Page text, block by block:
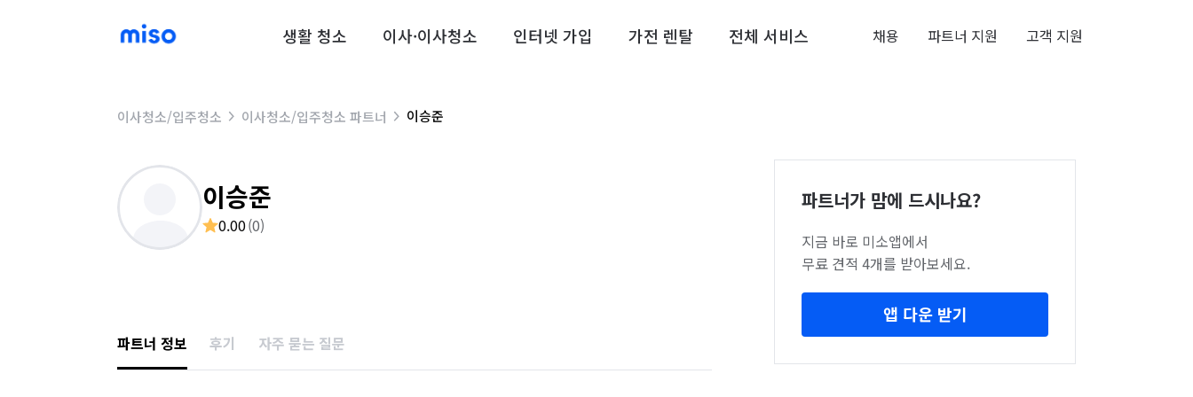
생활 청소 이사·이사청소 인터넷 가입 가전 렌탈 전체 서비스 채용 파트너 지원 고객 지원
이사청소/입주청소 이사청소/입주청소 파트너 이승준
이승준
0.00(0)
파트너 정보 후기 자주 묻는 질문
파트너가 맘에 드시나요?
지금 바로 미소앱에서
무료 견적 4개를 받아보세요.
앱 다운 받기